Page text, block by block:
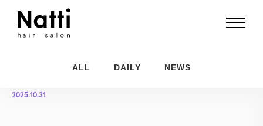
ALL DAILY NEWS
１１月のお知らせ
2025.10.31